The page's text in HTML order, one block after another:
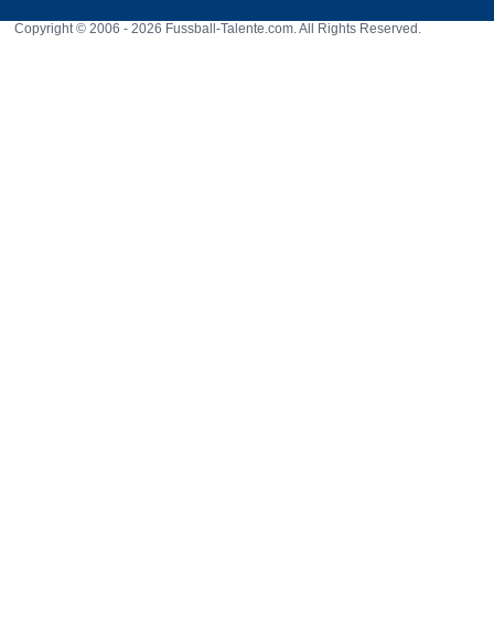
Copyright © 2006 - 2026 Fussball-Talente.com. All Rights Reserved.